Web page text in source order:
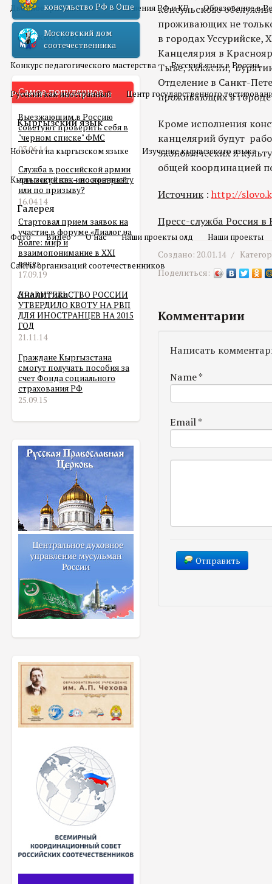
Двойное гражданство Отношения РФ и КР Образование в
Русский язык
Конкурс педагогического мастерства Русский язык в России
Русский как иностранный Центр государственного
Кыргызский язык
Новости на кыргызском языке Изучение кыргызского языка
Кыргызский как иностранный
Галерея
Фото Видео О нас Наши проекты олд Наши проекты
Сайты организаций соотечественников
Аналитика
консульство РФ в Оше
Московский дом
соотечественника
Самое популярное
Выезжающим в Россию
советуют проверить себя в
"черном списке" ФМС
03.06.14
Служба в российской армии
для мигранта – по контракту
или по призыву?
16.04.14
Стартовал прием заявок на
участие в форуме «Диалог на
Волге: мир и
взаимопонимание в XXI
веке»
17.09.19
ПРАВИТЕЛЬСТВО РОССИИ
УТВЕРДИЛО КВОТУ НА РВП
ДЛЯ ИНОСТРАНЦЕВ НА 2015
ГОД
21.11.14
Граждане Кыргызстана
смогут получать пособия за
счет Фонда социального
страхования РФ
25.09.15
консульского
проживающих не
в городах Уссурийске,
Канцелярия в
Тыве, Хакасии,
Отделение в Санкт-
проживающих в городе
Кроме исполнения
канцелярий будут
экономических и
общей координацией
Источник: http://
Пресс-служба Россия в
Создано: 20.01.14 /
Поделиться:
Комментарии
Написать
Name*
Email*
Отправить